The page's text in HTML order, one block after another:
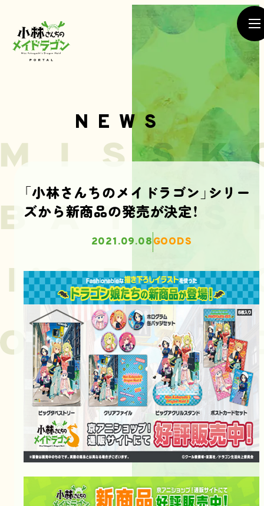
SEASON1
SEASON2
NEWS
「小林さんちのメイドラゴン」シリー
ズから新商品の発売が決定！
2021.09.08GOODS